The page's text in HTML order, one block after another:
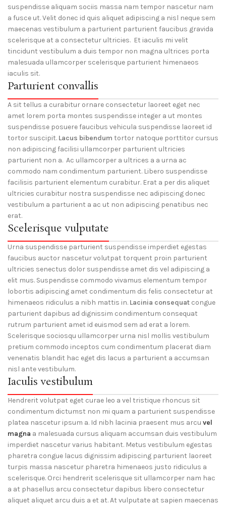
suspendisse aliquam sociis massa nam tempor nascetur nam
a fusce ut. Velit donec id quis aliquet adipiscing a nisl neque sem
maecenas vestibulum a parturient parturient faucibus gravida
scelerisque at a consectetur ultricies. Et iaculis mi velit
tincidunt vestibulum a duis tempor non magna ultrices porta
malesuada ullamcorper scelerisque parturient himenaeos
iaculis sit.
Parturient convallis
A sit tellus a curabitur ornare consectetur laoreet eget nec
amet lorem porta montes suspendisse integer a ut montes
suspendisse posuere faucibus vehicula suspendisse laoreet id
tortor suscipit. Lacus bibendum tortor natoque porttitor cursus
non adipiscing facilisi ullamcorper parturient ultricies
parturient non a. Ac ullamcorper a ultrices a a urna ac
commodo nam condimentum parturient. Libero suspendisse
facilisis parturient elementum curabitur. Erat a per dis aliquet
ultricies curabitur nostra suspendisse nec adipiscing donec
vestibulum a parturient a ac ut non adipiscing penatibus nec
erat.
Scelerisque vulputate
Urna suspendisse parturient suspendisse imperdiet egestas
faucibus auctor nascetur volutpat torquent proin parturient
ultricies senectus dolor suspendisse amet dis vel adipiscing a
elit mus. Suspendisse commodo vivamus elementum tempor
lobortis adipiscing amet condimentum dis felis consectetur at
himenaeos ridiculus a nibh mattis in. Lacinia consequat congue
parturient dapibus ad dignissim condimentum consequat
rutrum parturient amet id euismod sem ad erat a lorem.
Scelerisque sociosqu ullamcorper urna nisl mollis vestibulum
pretium commodo inceptos cum condimentum placerat diam
venenatis blandit hac eget dis lacus a parturient a accumsan
nisl ante vestibulum.
Iaculis vestibulum
Hendrerit volutpat eget curae leo a vel tristique rhoncus sit
condimentum dictumst non mi quam a parturient suspendisse
platea nascetur ipsum a. Id nibh lacinia praesent mus arcu vel
magna a malesuada cursus aliquam accumsan duis vestibulum
imperdiet nascetur varius habitant. Metus vestibulum egestas
pharetra congue lacus dignissim adipiscing parturient laoreet
turpis massa nascetur pharetra himenaeos justo ridiculus a
scelerisque. Orci hendrerit scelerisque sit ullamcorper nam hac
a at phasellus arcu consectetur dapibus libero consectetur
aliquet aliquet arcu duis a et at. At vulputate at sapien maecenas